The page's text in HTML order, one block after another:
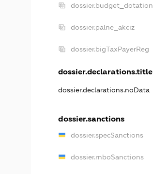
dossier.budget_dotation
dossier.palne_akciz
dossier.bigTaxPayerReg
dossier.declarations.title
dossier.declarations.noData
dossier.sanctions
dossier.specSanctions
dossier.rnboSanctions